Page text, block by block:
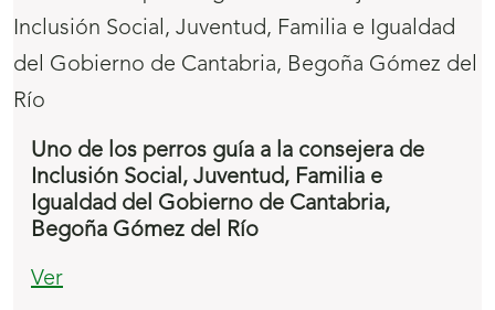
Uno de los perros guía a la consejera de
Inclusión Social, Juventud, Familia e
Igualdad del Gobierno de Cantabria,
Begoña Gómez del Río
Ver